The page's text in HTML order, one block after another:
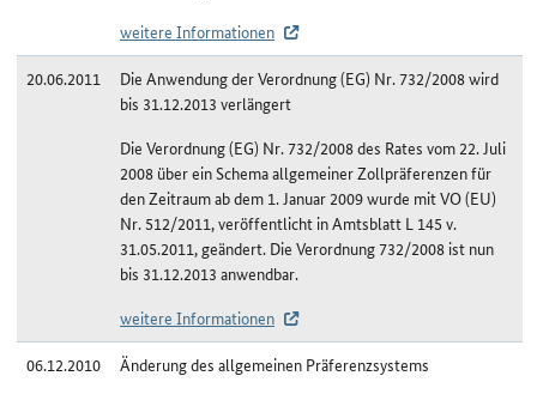
weitere Informationen
20.06.2011
Die Anwendung der Verordnung (EG) Nr. 732/2008 wird
bis 31.12.2013 verlängert
Die Verordnung (EG) Nr. 732/2008 des Rates vom 22. Juli
2008 über ein Schema allgemeiner Zollpräferenzen für
den Zeitraum ab dem 1. Januar 2009 wurde mit VO (EU)
Nr. 512/2011, veröffentlicht in Amtsblatt L 145 v.
31.05.2011, geändert. Die Verordnung 732/2008 ist nun
bis 31.12.2013 anwendbar.
weitere Informationen
06.12.2010
Änderung des allgemeinen Präferenzsystems